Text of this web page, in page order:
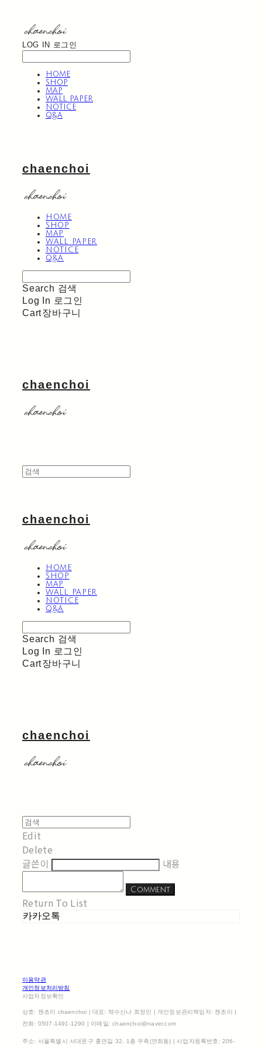
LOG IN 로그인
HOME
SHOP
MAP
WALL PAPER
NOTICE
Q&A
chaenchoi
HOME
SHOP
MAP
WALL PAPER
NOTICE
Q&A
Search 검색
Log In 로그인
Cart장바구니
chaenchoi
chaenchoi
HOME
SHOP
MAP
WALL PAPER
NOTICE
Q&A
Search 검색
Log In 로그인
Cart장바구니
chaenchoi
Edit
Delete
글쓴이
내용
Comment
Return To List
카카오톡
이용약관
개인정보처리방침
사업자정보확인
상호: 챈초이 chaenchoi | 대표: 채수산나 최정민 | 개인정보관리책임자: 챈초이 |
전화: 0507-1491-1290 | 이메일: chaenchoi@naver.com
주소: 서울특별시 서대문구 홍연길 32, 1층 우측(연희동) | 사업자등록번호: 206-